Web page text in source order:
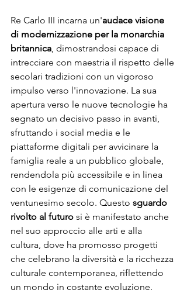
Re Carlo III incarna un'audace visione
di modernizzazione per la monarchia
britannica, dimostrandosi capace di
intrecciare con maestria il rispetto delle
secolari tradizioni con un vigoroso
impulso verso l'innovazione. La sua
apertura verso le nuove tecnologie ha
segnato un decisivo passo in avanti,
sfruttando i social media e le
piattaforme digitali per avvicinare la
famiglia reale a un pubblico globale,
rendendola più accessibile e in linea
con le esigenze di comunicazione del
ventunesimo secolo. Questo sguardo
rivolto al futuro si è manifestato anche
nel suo approccio alle arti e alla
cultura, dove ha promosso progetti
che celebrano la diversità e la ricchezza
culturale contemporanea, riflettendo
un mondo in costante evoluzione.